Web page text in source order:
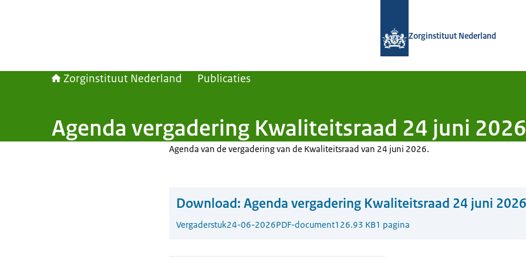
Zorginstituut Nederland
Zorginstituut Nederland Publicaties
Agenda vergadering Kwaliteitsraad 24 juni 2026
Agenda van de vergadering van de Kwaliteitsraad van 24 juni 2026.
Download: Agenda vergadering Kwaliteitsraad 24 juni 2026
Vergaderstuk24-06-2026PDF-document126.93 KB1 pagina